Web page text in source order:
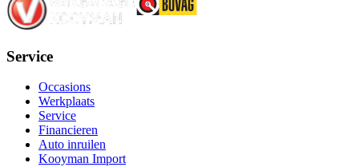
Service
Occasions
Werkplaats
Service
Financieren
Auto inruilen
Kooyman Import